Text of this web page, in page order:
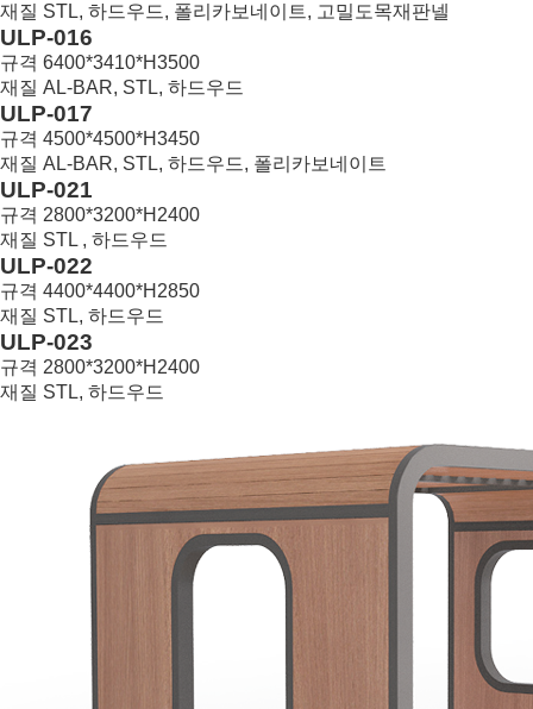
재질 STL, 하드우드, 폴리카보네이트, 고밀도목재판넬
12
ULP-016
규격 6400*3410*H3500
재질 AL-BAR, STL, 하드우드
11
ULP-017
규격 4500*4500*H3450
재질 AL-BAR, STL, 하드우드, 폴리카보네이트
10
ULP-021
규격 2800*3200*H2400
재질 STL , 하드우드
9ULP-022
규격 4400*4400*H2850
재질 STL, 하드우드
8ULP-023
규격 2800*3200*H2400
재질 STL, 하드우드